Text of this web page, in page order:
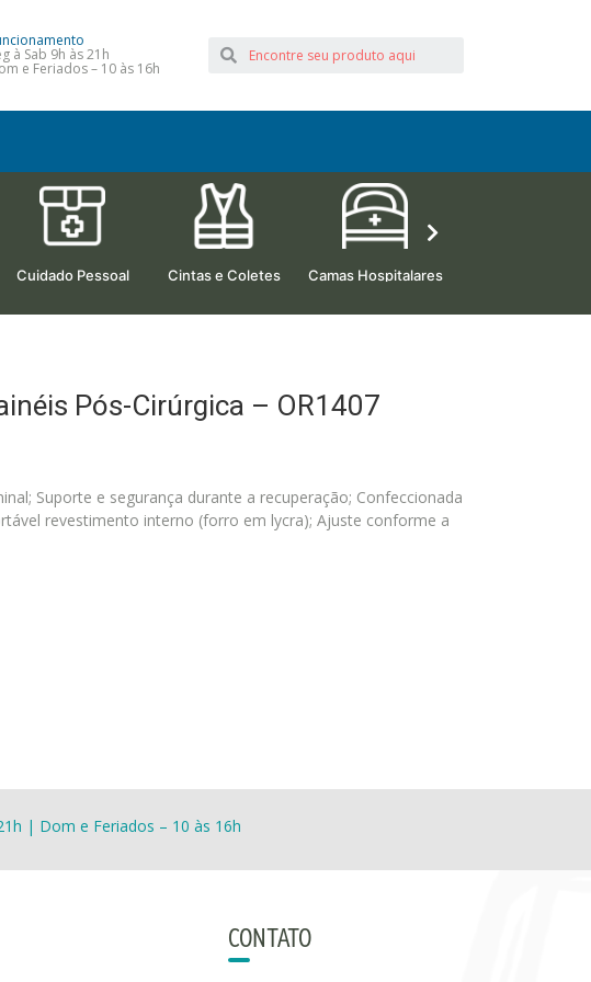
à Sab 9h às 21h
e Feriados – 10 às 16h
Cuidado Pessoal Cintas e Coletes Camas Hospitalares
Pós-Cirúrgica – OR1407
Suporte e segurança durante a recuperação; Confeccionada
revestimento interno (forro em lycra); Ajuste conforme a
| Dom e Feriados – 10 às 16h
CONTATO